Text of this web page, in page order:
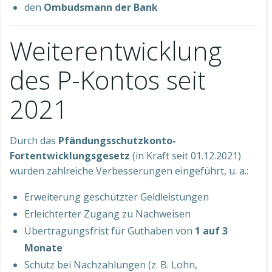
den Ombudsmann der Bank
Weiterentwicklung
des P-Kontos seit
2021
Durch das Pfändungsschutzkonto-
Fortentwicklungsgesetz (in Kraft seit 01.12.2021)
wurden zahlreiche Verbesserungen eingeführt, u. a.:
Erweiterung geschützter Geldleistungen
Erleichterter Zugang zu Nachweisen
Übertragungsfrist für Guthaben von 1 auf 3
Monate
Schutz bei Nachzahlungen (z. B. Lohn,